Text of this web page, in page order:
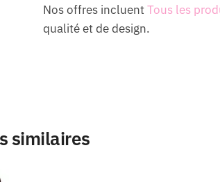
Nos offres incluentTous les
qualité et de design.
similaires